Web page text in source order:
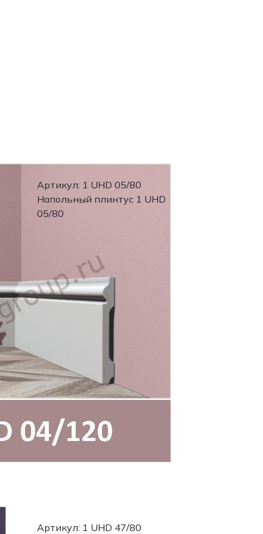
Артикул: 1 UHD 05/80
Напольный плинтус 1 UHD
05/80
Артикул: 1 UHD 47/80